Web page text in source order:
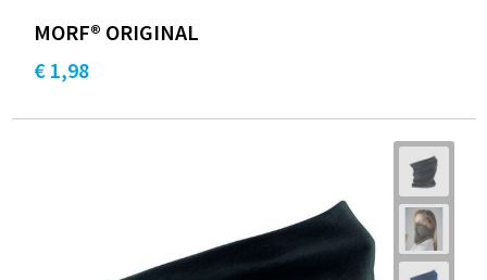
MORF® ORIGINAL
€ 1,98